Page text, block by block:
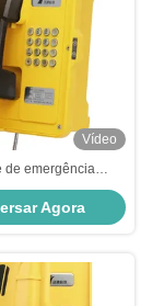
Vídeo
de emergência
SIP para aplicações
Agora